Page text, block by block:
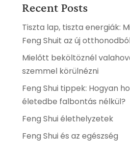
Recent Posts
Tiszta lap, tiszta energiák:
Feng Shuit az új
Mielőtt beköltöznél
szemmel körülnézni
Feng Shui tippek: Hogyan
életedbe falbontás nélkül?
Feng Shui élethelyzetek
Feng Shui és az egészség